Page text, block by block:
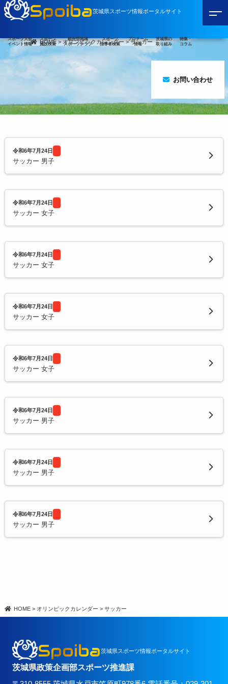
Spoiba茨城県スポーツ情報ポータルサイト
スポーツ大会
イベント情報
スポーツ
施設検索
総合型地域
スポーツクラブ
スポーツ
指導者検索
プロチーム
情報
茨城県の
取り組み
特集・
コラム
お問い合わせ
HOME>オリンピックカレンダー>サッカー
令和6年7月24日
サッカー 男子
令和6年7月24日
サッカー 女子
令和6年7月24日
サッカー 女子
令和6年7月24日
サッカー 女子
令和6年7月24日
サッカー 女子
令和6年7月24日
サッカー 男子
令和6年7月24日
サッカー 男子
令和6年7月24日
サッカー 男子
HOME > オリンピックカレンダー >サッカー
Spoiba茨城県スポーツ情報ポータルサイト
茨城県政策企画部スポーツ推進課